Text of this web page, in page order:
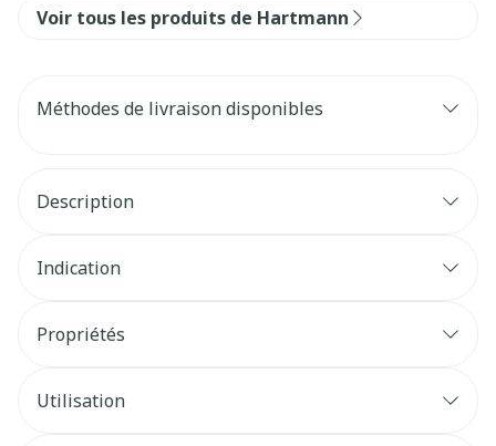
Voir tous les produits de Hartmann
Méthodes de livraison disponibles
Description
Indication
Propriétés
Utilisation